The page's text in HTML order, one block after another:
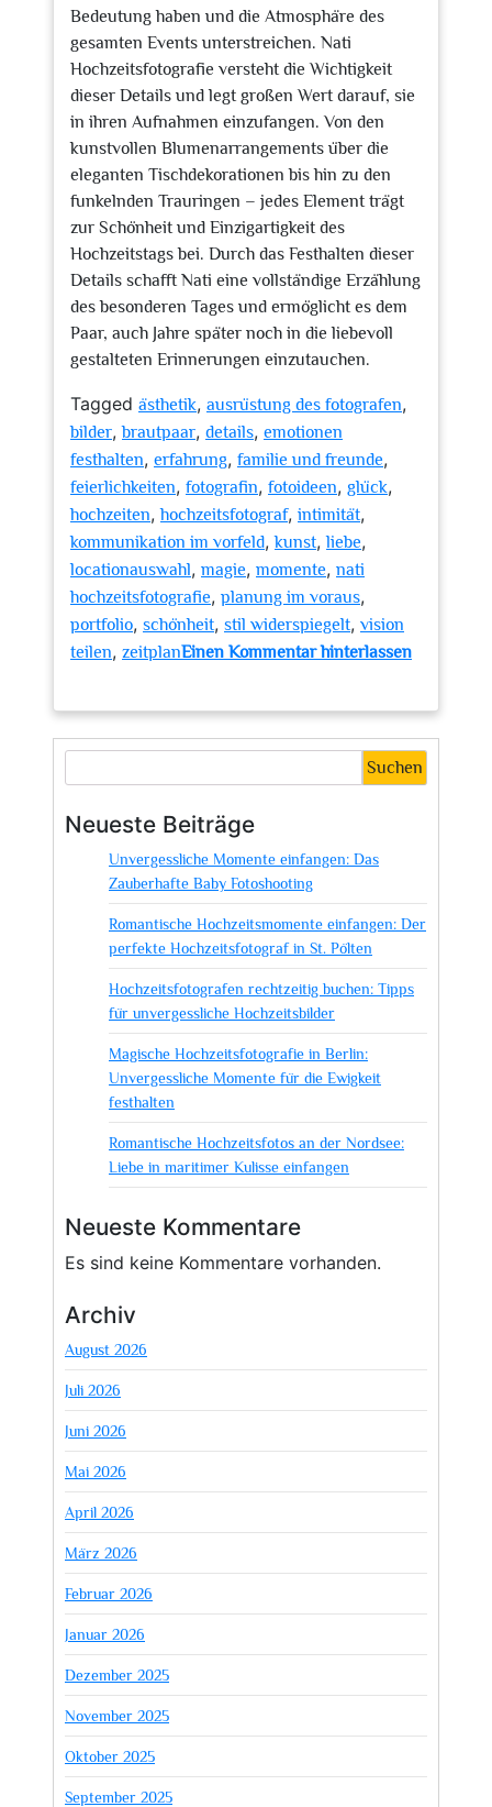
Bedeutung haben und die Atmosphäre des
gesamten Events unterstreichen. Nati
Hochzeitsfotografie versteht die Wichtigkeit
dieser Details und legt großen Wert darauf, sie
in ihren Aufnahmen einzufangen. Von den
kunstvollen Blumenarrangements über die
eleganten Tischdekorationen bis hin zu den
funkelnden Trauringen – jedes Element trägt
zur Schönheit und Einzigartigkeit des
Hochzeitstags bei. Durch das Festhalten dieser
Details schafft Nati eine vollständige Erzählung
des besonderen Tages und ermöglicht es dem
Paar, auch Jahre später noch in die liebevoll
gestalteten Erinnerungen einzutauchen.
Tagged ästhetik, ausrüstung des fotografen,
bilder,brautpaar, details, emotionen
festhalten, erfahrung, familie und freunde,
feierlichkeiten, fotografin, fotoideen, glück,
hochzeiten,hochzeitsfotograf, intimität,
kommunikation im vorfeld,kunst,liebe,
locationauswahl, magie, momente, nati
hochzeitsfotografie, planung im voraus,
portfolio, schönheit, stil widerspiegelt, vision
teilen, zeitplanEinen Kommentar hinterlassen
Die
Kunst,
festzuhalten
Suchen
Neueste Beiträge
Unvergessliche Momente einfangen: Das
Zauberhafte Baby Fotoshooting
Romantische Hochzeitsmomente einfangen: Der
perfekte Hochzeitsfotograf in St. Pölten
Hochzeitsfotografen rechtzeitig buchen: Tipps
für unvergessliche Hochzeitsbilder
Magische Hochzeitsfotografie in Berlin:
Unvergessliche Momente für die Ewigkeit
festhalten
Romantische Hochzeitsfotos an der Nordsee:
Liebe in maritimer Kulisse einfangen
Neueste Kommentare
Es sind keine Kommentare vorhanden.
Archiv
August 2026
Juli 2026
Juni 2026
Mai 2026
April 2026
März 2026
Februar 2026
Januar 2026
Dezember 2025
November 2025
Oktober 2025
September 2025